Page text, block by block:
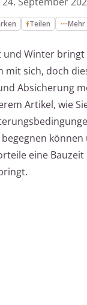
Teilen Mehr
und Winter bringt
sich, doch
Absicherung
Artikel, wie
können
eine